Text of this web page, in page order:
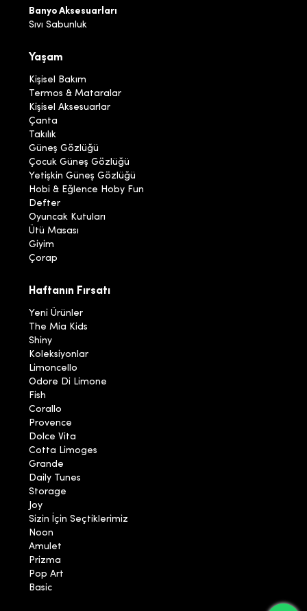
Banyo Aksesuarları
Sıvı Sabunluk
Yaşam
Kişisel Bakım
Termos & Mataralar
Kişisel Aksesuarlar
Çanta
Takılık
Güneş Gözlüğü
Çocuk Güneş Gözlüğü
Yetişkin Güneş Gözlüğü
Hobi & Eğlence Hoby Fun
Defter
Oyuncak Kutuları
Ütü Masası
Giyim
Çorap
Haftanın Fırsatı
Yeni Ürünler
The Mia Kids
Shiny
Koleksiyonlar
Limoncello
Odore Di Limone
Fish
Corallo
Provence
Dolce Vita
Cotta Limoges
Grande
Daily Tunes
Storage
Joy
Sizin İçin Seçtiklerimiz
Noon
Amulet
Prizma
Pop Art
Basic